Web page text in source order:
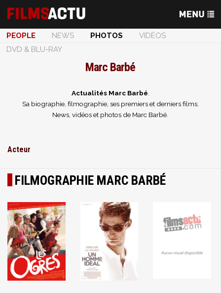
PEOPLE NEWS PHOTOS
VIDÉOS
DVD & BLU-RAY
Marc Barbé
Actualités Marc Barbé
Sa biographie, filmographie, ses premiers et derniers films.
News, vidéos et photos de Marc Barbé.
Acteur
FILMOGRAPHIE MARC BARBÉ